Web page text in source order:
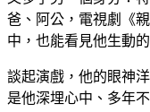
爸、阿公，電視劇《
中，也能看見他生動的
談起演戲，他的眼神
是他深埋心中、多年